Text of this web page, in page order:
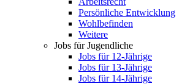
Persönliche Entwicklung
Wohlbefinden
Weitere
Jobs für Jugendliche
Jobs für 12-Jährige
Jobs für 13-Jährige
Jobs für 14-Jährige